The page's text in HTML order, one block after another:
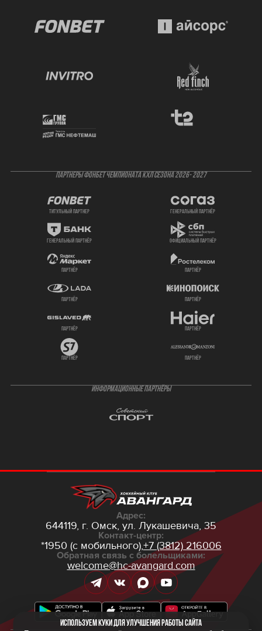
ПАРТНЕРЫ ФОНБЕТ ЧЕМПИОНАТА КХЛ СЕЗОНА 2026- 2027
титульный партнер генеральный партнёр
генеральный партнёр официальный партнёр
партнёр партнёр
партнёр партнёр
партнёр партнёр
партнёр партнёр
ИНФОРМАЦИОННЫЕ ПАРТНЁРЫ
Адрес:
644119, г. Омск, ул. Лукашевича, 35
Контакт-центр:
*1950 (с мобильного),+7 (3812) 216006
Обратная связь с болельщиками:
welcome@hc-avangard.com
Используем куки для улучшения работы сайта